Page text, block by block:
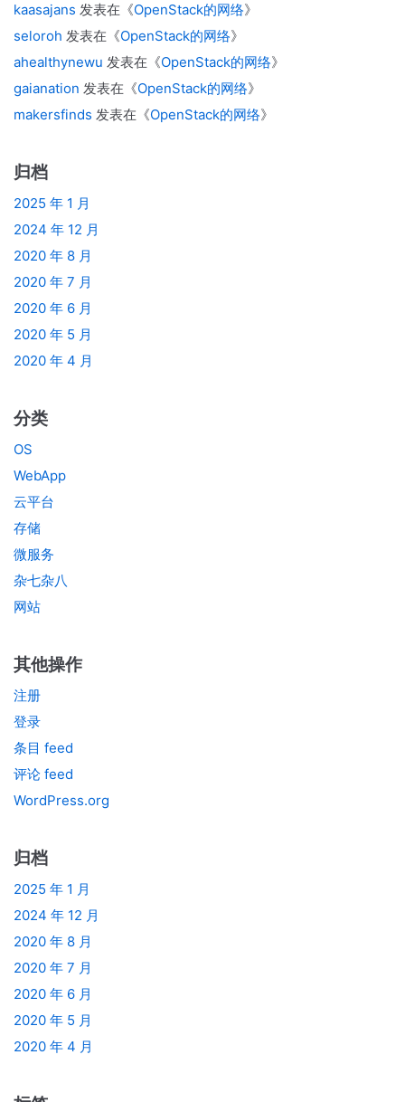
kaasajans 发表在《OpenStack的网络》
seloroh 发表在《OpenStack的网络》
ahealthynewu 发表在《OpenStack的网络》
gaianation 发表在《OpenStack的网络》
makersfinds 发表在《OpenStack的网络》
归档
2025 年 1 月
2024 年 12 月
2020 年 8 月
2020 年 7 月
2020 年 6 月
2020 年 5 月
2020 年 4 月
分类
OS
WebApp
云平台
存储
微服务
杂七杂八
网站
其他操作
注册
登录
条目 feed
评论 feed
WordPress.org
归档
2025 年 1 月
2024 年 12 月
2020 年 8 月
2020 年 7 月
2020 年 6 月
2020 年 5 月
2020 年 4 月